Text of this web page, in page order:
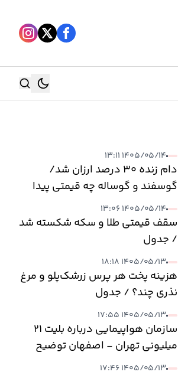
۱۴۰۵/۰۵/۱۴ ۱۳:۱۱
دام زنده ۳۰ درصد ارزان شد/
گوسفند و گوساله چه قیمتی پیدا
کرد؟
۱۴۰۵/۰۵/۱۴ ۱۳:۰۶
سقف قیمتی طلا و سکه شکسته شد
/ جدول
۱۴۰۵/۰۵/۱۳ ۱۸:۱۸
هزینه پخت هر پرس زرشک‌پلو و مرغ
نذری چند؟ / جدول
۱۴۰۵/۰۵/۱۳ ۱۷:۵۵
سازمان هواپیمایی درباره بلیت ۲۱
میلیونی تهران - اصفهان توضیح
داد۱۴۰۵/۰۵/۱۳ ۱۷:۴۶